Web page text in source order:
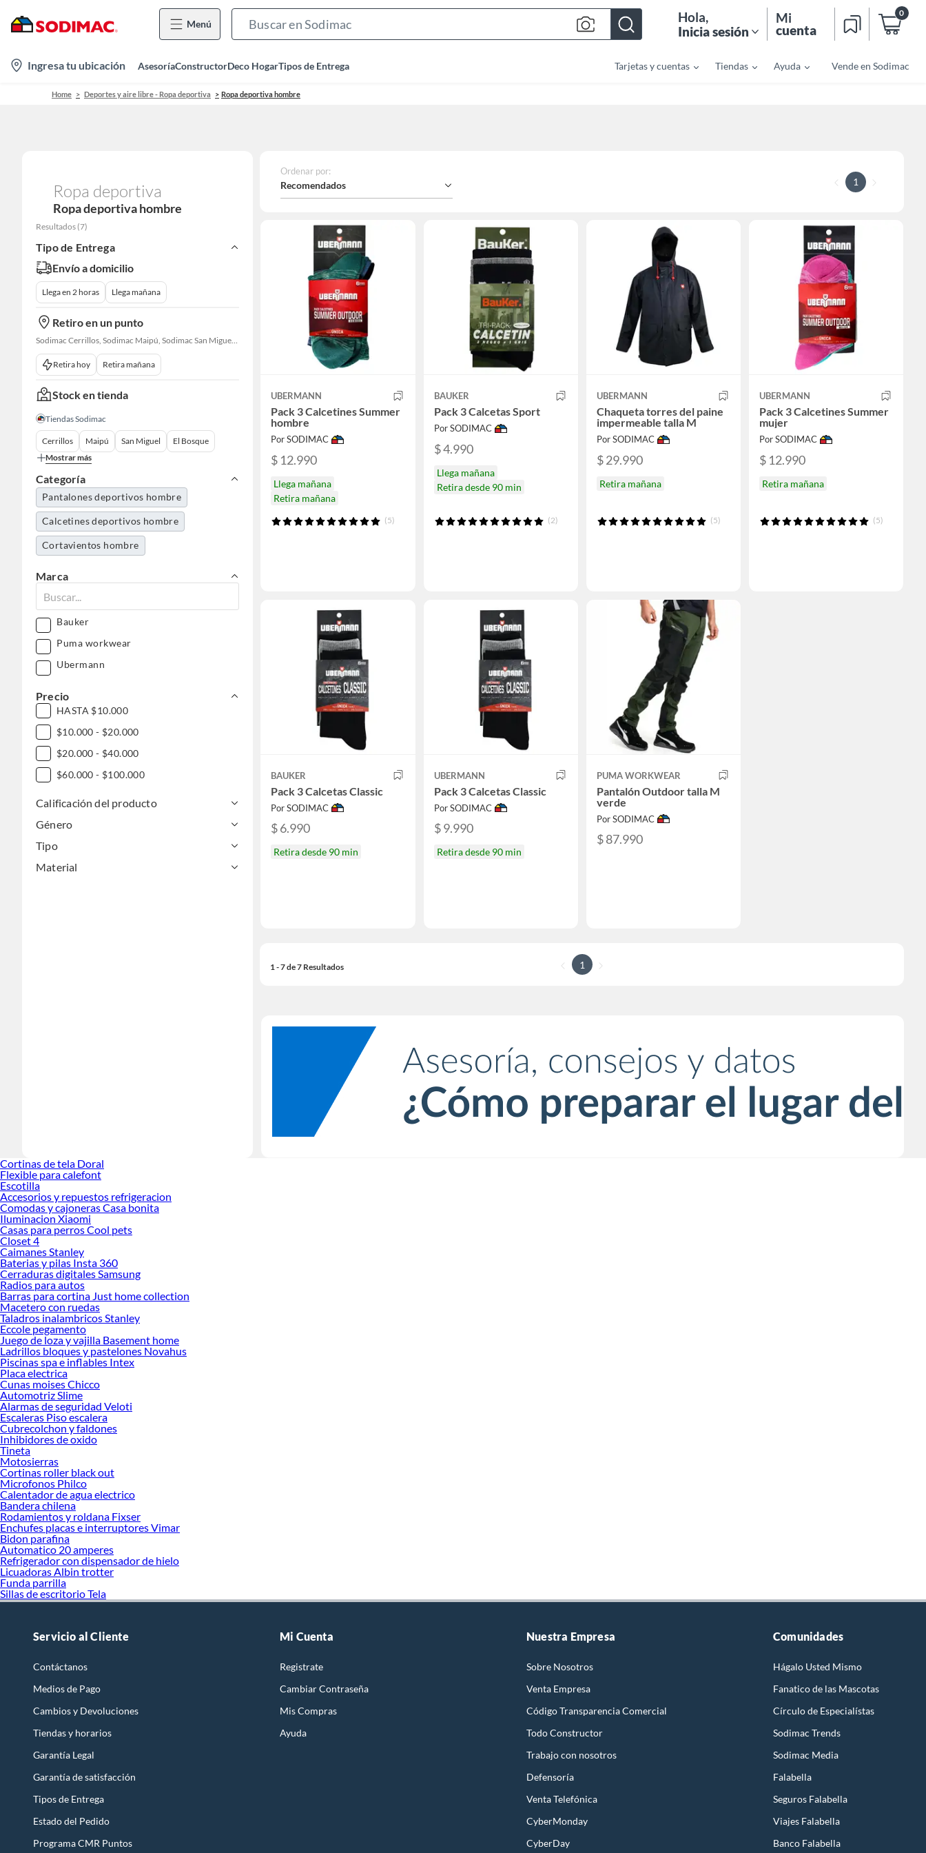
Menú
Bar
Hola,
Inicia sesión
Mi
cuenta
0
location-
icon
Ingresa tu ubicación AsesoríaConstructorDeco HogarTipos de Entrega Tarjetas y cuentas Tiendas Ayuda Vende en Sodimac
Home Deportes y aire libre - Ropa deportiva Ropa deportiva hombre
Ropa deportiva
Ropa deportiva hombre
Resultados (7)
Tipo de Entrega
Envío a domicilio
Llega en 2 horas Llega mañana
Retiro en un punto
Sodimac Cerrillos, Sodimac Maipú, Sodimac San Miguel, Sodimac El Bosque, Sodimac San Bernardo, Sodimac Talagante
Retira hoy Retira mañana
Stock en tienda
Tiendas Sodimac
Cerrillos Maipú San Miguel
El Bosque
Mostrar más
Categoría
Pantalones deportivos hombre
Calcetines deportivos hombre
Cortavientos hombre
Marca
Bauker
Puma workwear
Ubermann
Precio
HASTA $10.000
$10.000 - $20.000
$20.000 - $40.000
$60.000 - $100.000
Calificación del producto
Género
Tipo
Material
Ordenar por:
Recomendados 1
UBERMANN
Pack 3 Calcetines Summer
hombre
Por SODIMAC
$ 12.990
Llega mañana
Retira mañana
(5)
BAUKER
Pack 3 Calcetas Sport
Por SODIMAC
$ 4.990
Llega mañana
Retira desde 90 min
(2)
UBERMANN
Chaqueta torres del paine
impermeable talla M
Por SODIMAC
$ 29.990
Retira mañana
(5)
UBERMANN
Pack 3 Calcetines Summer
mujer
Por SODIMAC
$ 12.990
Retira mañana
(5)
BAUKER
Pack 3 Calcetas Classic
Por SODIMAC
$ 6.990
Retira desde 90 min
UBERMANN
Pack 3 Calcetas Classic
Por SODIMAC
$ 9.990
Retira desde 90 min
PUMA WORKWEAR
Pantalón Outdoor talla M
verde
Por SODIMAC
$ 87.990
1 - 7 de 7 Resultados 1
Cortinas de tela Doral
Flexible para calefont
Escotilla
Accesorios y repuestos refrigeracion
Comodas y cajoneras Casa bonita
Iluminacion Xiaomi
Casas para perros Cool pets
Closet 4
Caimanes Stanley
Baterias y pilas Insta 360
Cerraduras digitales Samsung
Radios para autos
Barras para cortina Just home collection
Macetero con ruedas
Taladros inalambricos Stanley
Eccole pegamento
Juego de loza y vajilla Basement home
Ladrillos bloques y pastelones Novahus
Piscinas spa e inflables Intex
Placa electrica
Cunas moises Chicco
Automotriz Slime
Alarmas de seguridad Veloti
Escaleras Piso escalera
Cubrecolchon y faldones
Inhibidores de oxido
Tineta
Motosierras
Cortinas roller black out
Microfonos Philco
Calentador de agua electrico
Bandera chilena
Rodamientos y roldana Fixser
Enchufes placas e interruptores Vimar
Bidon parafina
Automatico 20 amperes
Refrigerador con dispensador de hielo
Licuadoras Albin trotter
Funda parrilla
Sillas de escritorio Tela
Servicio al Cliente
Contáctanos
Medios de Pago
Cambios y Devoluciones
Tiendas y horarios
Garantía Legal
Garantía de satisfacción
Tipos de Entrega
Estado del Pedido
Programa CMR Puntos
Mi Cuenta
Registrate
Cambiar Contraseña
Mis Compras
Ayuda
Nuestra Empresa
Sobre Nosotros
Venta Empresa
Código Transparencia Comercial
Todo Constructor
Trabajo con nosotros
Defensoría
Venta Telefónica
CyberMonday
CyberDay
Comunidades
Hágalo Usted Mismo
Fanatico de las Mascotas
Círculo de Especialístas
Sodimac Trends
Sodimac Media
Falabella
Seguros Falabella
Viajes Falabella
Banco Falabella